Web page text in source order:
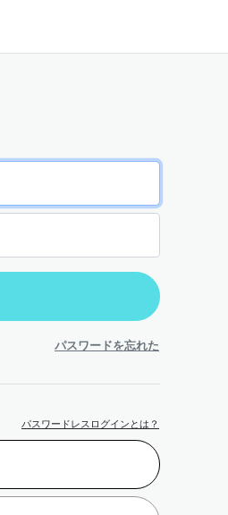
パスワードを忘れた
パスワードレスログインとは？